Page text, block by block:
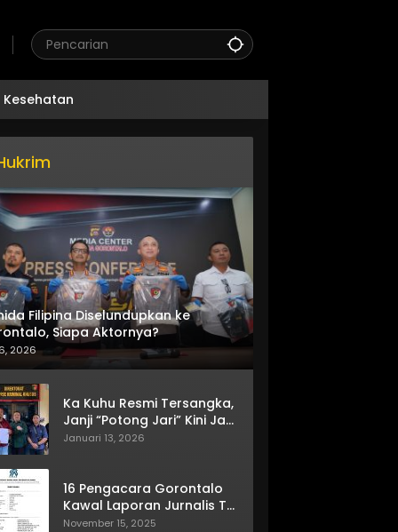
Kesehatan
Filipina Diselundupkan ke
Siapa Aktornya?
2026
Ka Kuhu Resmi Tersangka,
Janji “Potong Jari” Kini Jadi
Bumerang
Januari 13, 2026
16 Pengacara Gorontalo
Kawal Laporan Jurnalis TV
One
November 15, 2025